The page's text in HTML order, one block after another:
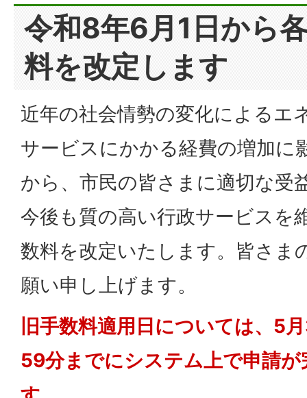
令和8年6月1日から
料を改定します
近年の社会情勢の変化によるエ
サービスにかかる経費の増加に
から、市民の皆さまに適切な受
今後も質の高い行政サービスを
数料を改定いたします。皆さま
願い申し上げます。
旧手数料適用日については、5
59分までにシステム上で申請